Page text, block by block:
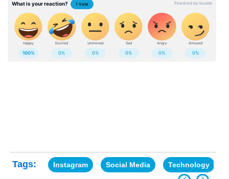
Tags: Instagram Social Media Technology